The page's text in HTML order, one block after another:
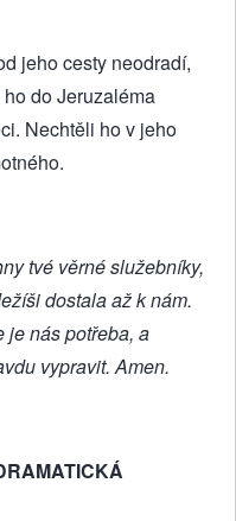
jeho cesty neodradí,
do Jeruzaléma
Nechtěli ho v jeho
tvé věrné služebníky,
dostala až k nám.
je nás potřeba, a
vypravit. Amen.